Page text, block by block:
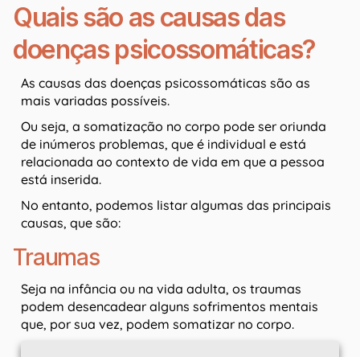
Quais são as causas das
doenças psicossomáticas?
As causas das doenças psicossomáticas são as
mais variadas possíveis.
Ou seja, a somatização no corpo pode ser oriunda
de inúmeros problemas, que é individual e está
relacionada ao contexto de vida em que a pessoa
está inserida.
No entanto, podemos listar algumas das principais
causas, que são:
Traumas
Seja na infância ou na vida adulta, os traumas
podem desencadear alguns sofrimentos mentais
que, por sua vez, podem somatizar no corpo.